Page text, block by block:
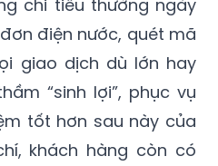
chi tiêu thường ngày
điện nước, quét mã
giao dịch dù lớn hay
“sinh lợi”, phục vụ
tốt hơn sau này của
khách hàng còn có